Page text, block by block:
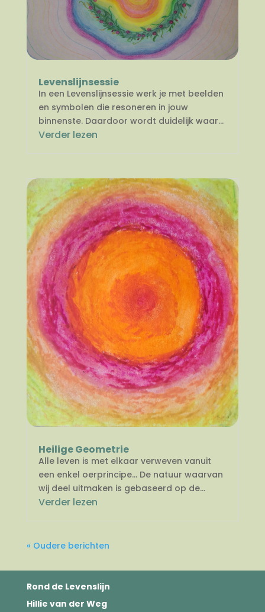
Levenslijnsessie
In een Levenslijnsessie werk je met beelden
en symbolen die resoneren in jouw
binnenste. Daardoor wordt duidelijk waar...
Verder lezen
Heilige Geometrie
Alle leven is met elkaar verweven vanuit
een enkel oerprincipe… De natuur waarvan
wij deel uitmaken is gebaseerd op de...
Verder lezen
« Oudere berichten
Rond de Levenslijn
Hillie van der Weg